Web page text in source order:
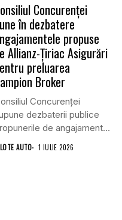
Concurenţei
în dezbatere
propuse
Allianz-Ţiriac Asigurări
preluarea
Broker
Concurenţei
dezbaterii publice
de angajamente
de Allianz-Ţiriac
AUTO 1 IULIE 2026